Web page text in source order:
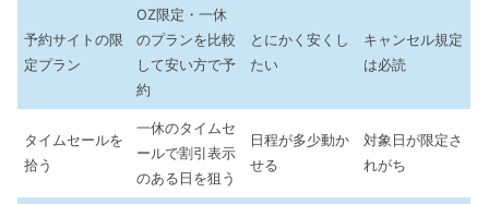
予約サイトの限
定プラン
OZ限定・一休
のプランを比較
して安い方で予
約
とにかく安くし
たい
キャンセル規定
は必読
タイムセールを
拾う
一休のタイムセ
ールで割引表示
のある日を狙う
日程が多少動か
せる
対象日が限定さ
れがち